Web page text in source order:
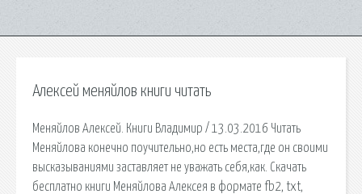
Алексей меняйлов книги читать
Меняйлов Алексей. Книги Владимир / 13.03.2016 Читать
Меняйлова конечно поучительно,но есть места,где он своими
высказываниями заставляет не уважать себя,как. Скачать
бесплатно книги Меняйлова Алексея в формате fb2, txt,